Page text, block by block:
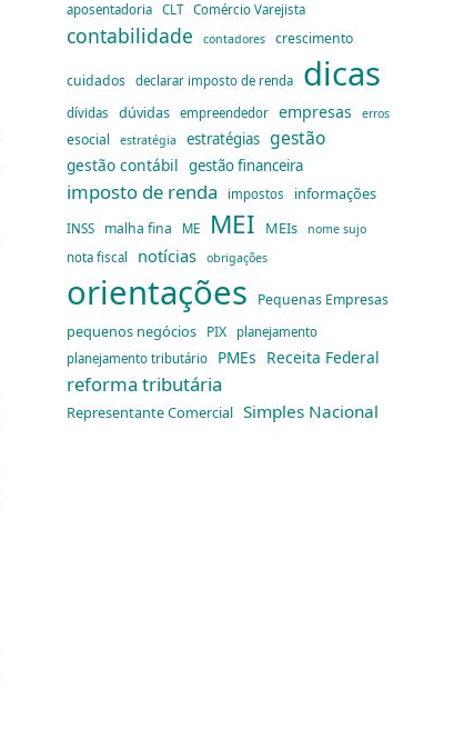
aposentadoria
CLT Comércio Varejista
contabilidade contadores crescimento
cuidados declarar imposto de renda dicas
dívidas dúvidas empreendedor empresas erros
esocial estratégia estratégias gestão
gestão contábil gestão financeira
imposto de renda impostos informações
INSS malha fina ME MEI MEIs nome sujo
nota fiscal notícias obrigações
orientações Pequenas Empresas
pequenos negócios PIX
planejamento
planejamento tributário
PMEs Receita Federal
reforma tributária
Representante Comercial Simples Nacional